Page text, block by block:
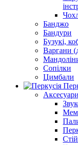
Банджо
Бандури
Бузукі,
Варгани
Сопілки
Цимбали